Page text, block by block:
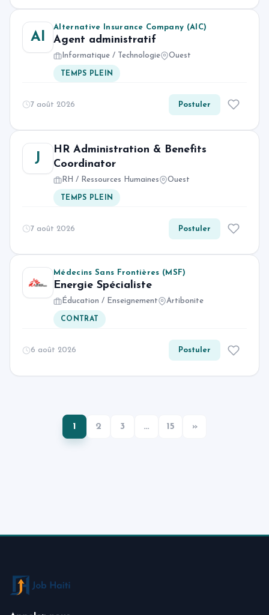
AI
Alternative Insurance Company (AIC)
Agent administratif
Informatique / Technologie Ouest
TEMPS PLEIN
7 août 2026 Postuler
J
HR Administration & Benefits
Coordinator
RH / Ressources Humaines Ouest
TEMPS PLEIN
7 août 2026 Postuler
Médecins Sans Frontières (MSF)
Energie Spécialiste
Éducation / Enseignement Artibonite
CONTRAT
6 août 2026 Postuler
1 2 3 … 15 »